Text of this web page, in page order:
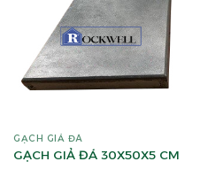
GẠCH GIẢ ĐÁ
GẠCH GIẢ ĐÁ 30X50X5 CM